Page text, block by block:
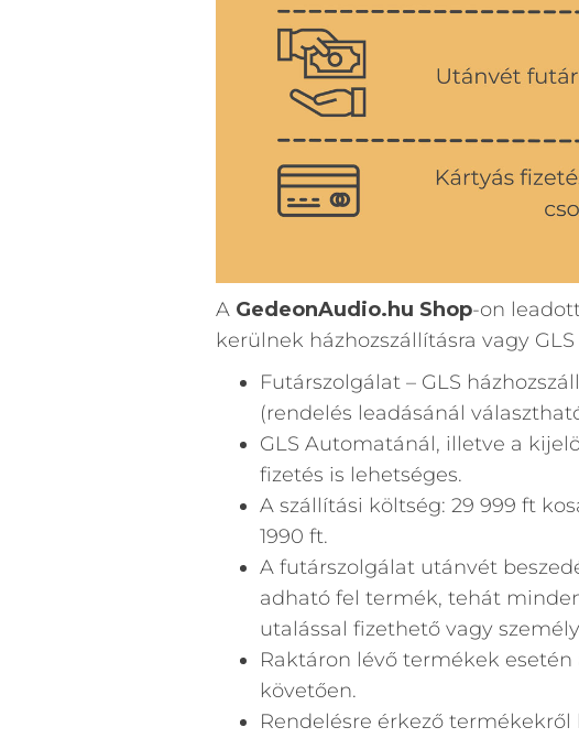
A GedeonAudio.hu Shop-on
kerülnek házhozszállításra vagy
Futárszolgálat – GLS
(rendelés leadásánál
GLS Automatánál, illetve a
fizetés is lehetséges.
A szállítási költség: 29 999 ft
1990 ft.
A futárszolgálat utánvét
adható fel termék, tehát
utalással fizethető vagy
Raktáron lévő termékek
követően.
Rendelésre érkező